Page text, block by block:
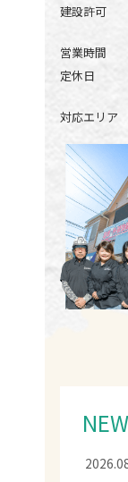
建設許可
営業時間
定休日
対応エリア